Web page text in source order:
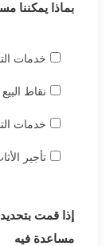
بماذا يمكننا
خدمات
نقاط
خدمات
تأجير
إذا قمت
مساعدة فيه